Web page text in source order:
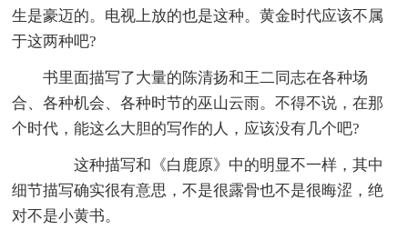
生是豪迈的。电视上放的也是这种。黄金时代应该不属
于这两种吧?
书里面描写了大量的陈清扬和王二同志在各种场
合、各种机会、各种时节的巫山云雨。不得不说，在那
个时代，能这么大胆的写作的人，应该没有几个吧?
这种描写和《白鹿原》中的明显不一样，其中
细节描写确实很有意思，不是很露骨也不是很晦涩，绝
对不是小黄书。